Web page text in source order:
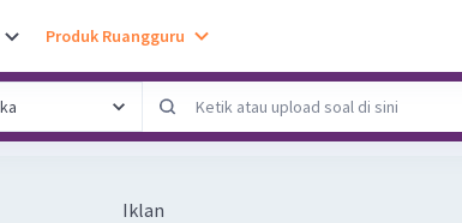
Produk Ruangguru
Iklan